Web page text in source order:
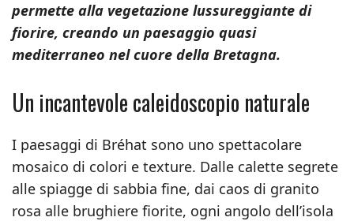
permette alla vegetazione lussureggiante di
fiorire, creando un paesaggio quasi
mediterraneo nel cuore della Bretagna.
Un incantevole caleidoscopio naturale
I paesaggi di Bréhat sono uno spettacolare
mosaico di colori e texture. Dalle calette segrete
alle spiagge di sabbia fine, dai caos di granito
rosa alle brughiere fiorite, ogni angolo dell’isola